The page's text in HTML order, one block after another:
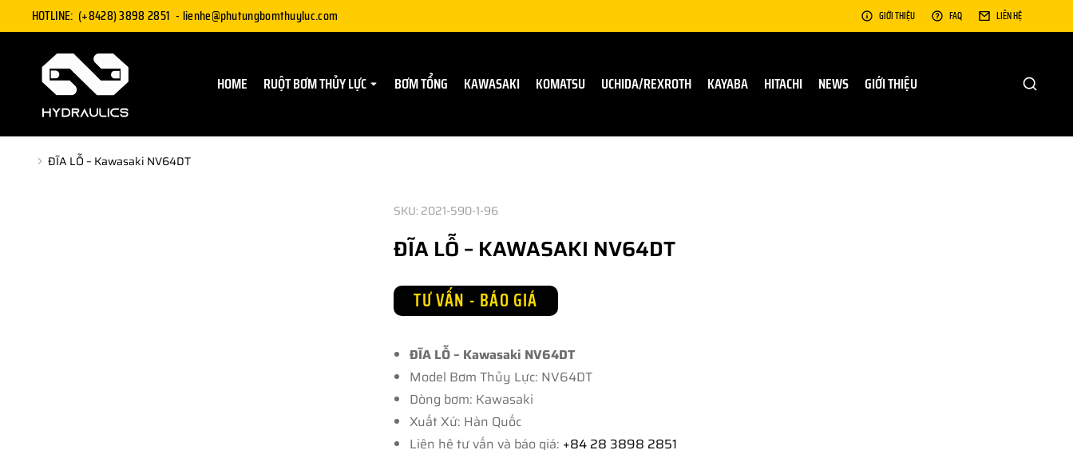
HOTLINE: (+8428) 3898 2851 - lienhe@phutungbomthuyluc.com GIỚI THIỆU FAQ LIÊN HỆ
HOME RUỘT BƠM THỦY LỰC BƠM TỔNG KAWASAKI KOMATSU UCHIDA/REXROTH KAYABA HITACHI NEWS GIỚI THIỆU
You are here:
ĐĨA LỖ – Kawasaki NV64DT
SKU: 2021-590-1-96
ĐĨA LỖ – KAWASAKI NV64DT
TƯ VẤN - BÁO GIÁ
ĐĨA LỖ – Kawasaki NV64DT
Model Bơm Thủy Lực: NV64DT
Dòng bơm: Kawasaki
Xuất Xứ: Hàn Quốc
Liên hệ tư vấn và báo giá: +84 28 3898 2851